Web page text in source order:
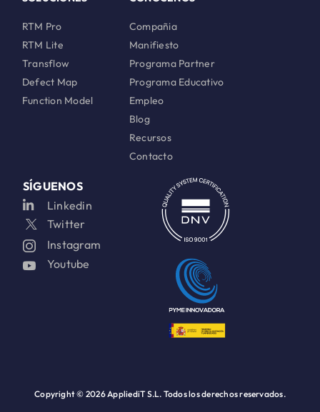
RTM Pro
RTM Lite
Transflow
Defect Map
Function Model
Compañia
Manifiesto
Programa Partner
Programa Educativo
Empleo
Blog
Recursos
Contacto
SÍGUENOS
Linkedin
Twitter
Instagram
Youtube
Copyright © 2026 AppliediT S.L. Todos los derechos reservados.